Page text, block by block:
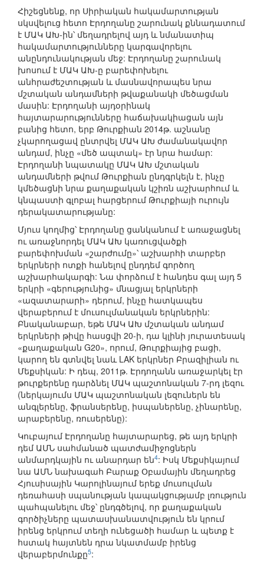
Հիշեցնենք, որ Սիրիական հակամարտության
սկսվելուց հետո Էրդողանը շարունակ քննադատում
է ՄԱԿ ԱԽ-ին՝ մեղադրելով այդ և նմանատիպ
հակամարտությունները կարգավորելու
անընդունակության մեջ: Էրդողանը շարունակ
խոսում է ՄԱԿ ԱԽ-ը բարեփոխելու
անհրաժեշտության և մասնավորապես նրա
մշտական անդամների թվաքանակի մեծացման
մասին: Էրդողանի այդօրինակ
հայտարարությունները հաճախակիացան այն
բանից հետո, երբ Թուրքիան 2014թ. աշնանը
չկարողացավ ընտրվել ՄԱԿ ԱԽ ժամանակավոր
անդամ, ինչը «մեծ ապտակ» էր նրա համար:
Էրդողանի նպատակը ՄԱԿ ԱԽ մշտական
անդամների թվում Թուրքիան ընդգրկելն է, ինչը
կմեծացնի նրա քաղաքական կշիռն աշխարհում և
կնպաստի գլոբալ հարցերում Թուրքիայի ուրույն
դերակատարությանը:
Մյուս կողմից՝ Էրդողանը ցանկանում է առաջացնել
ու առաջնորդել ՄԱԿ ԱԽ կառուցվածքի
բարեփոխման «շարժումը»՝ աշխարհի տարբեր
երկրների ոտքի հանելով ընդդեմ գործող
աշխարհակարգի: Նա փորձում է հանդես գալ այդ 5
երկրի «գերությունից» մնացյալ երկրների
«ազատարարի» դերում, ինչը հատկապես
վերաբերում է մուսուլմանական երկրներին:
Բնականաբար, եթե ՄԱԿ ԱԽ մշտական անդամ
երկրների թիվը հասցվի 20-ի, դա կլինի յուրատեսակ
«քաղաքական G20», որում, Թուրքիայից բացի,
կարող են գտնվել նաև LAK երկրներ Բրազիլիան ու
Մեքսիկան: Ի դեպ, 2011թ. Էրդողանն առաջարկել էր
թուրքերենը դարձնել ՄԱԿ պաշտոնական 7-րդ լեզու
(ներկայումս ՄԱԿ պաշտոնական լեզուներն են
անգլերենը, ֆրանսերենը, իսպաներենը, չինարենը,
արաբերենը, ռուսերենը):
Կուբայում Էրդողանը հայտարարեց, թե այդ երկրի
դեմ ԱՄՆ սահմանած պատժամիջոցներն
անմարդկային ու անարդար են4: Իսկ Մեքսիկայում
նա ԱՄՆ նախագահ Բարաք Օբամային մեղադրեց
Հյուսիսային Կարոլինայում երեք մուսուլման
դեռահասի սպանության կապակցությամբ լռություն
պահպանելու մեջ՝ ընդգծելով, որ քաղաքական
գործիչները պատասխանատվություն են կրում
իրենց երկրում տեղի ունեցածի համար և պետք է
հստակ հայտնեն դրա նկատմամբ իրենց
վերաբերմունքը5: